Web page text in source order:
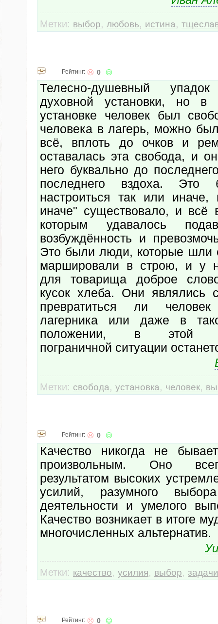
Метки: выбор, любовь, истина,
Рейтинг: 0
Телесно-душевный
духовной установки, но в
установке человек был
человека в лагерь, можно
всё, вплоть до очков и
оставалась эта свобода, и
него буквально до
последнего вздоха. Это
настроиться так или
иначе" существовало, и всё
которым удавалось
возбуждённость и
Это были люди, которые шли
маршировали в строю, и у
для товарища доброе
кусок хлеба. Они являлись
превратиться ли
лагерника или даже в
положении, в этой
пограничной ситуации
Метки: свобода, установка, человек,
Рейтинг: 0
Качество никогда не
произвольным. Оно
результатом высоких
усилий, разумного
деятельности и умелого
Качество возникает в итоге
многочисленных альтернатив.
Метки: качество, усилия, выбор, задачи
Рейтинг: 0